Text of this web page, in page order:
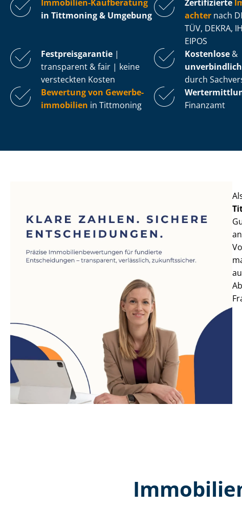
Immobilien-Kaufberatung
in Tittmoning & Umgebung
Zertifizierte
ach­ter nach
TÜV, DEKRA,
EIPOS
Fest­preis­ga­ran­tie |
transparent & fair | keine
versteckten Kosten
Kostenlose &
durch
Bewertung von Ge­wer­be­
im­mo­bi­li­en in Tittmoning
Finanzamt